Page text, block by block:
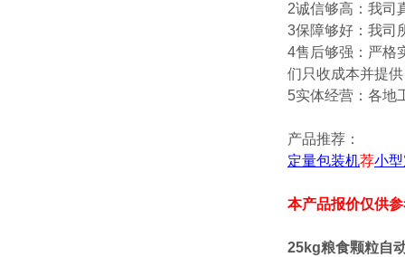
2诚信够高：我司
3保障够好：我司
4售后够强：严格
们只收成本并提
5实体经营：各地
产品推荐：
定量包装机荐小
本产品报价仅供
25kg粮食颗粒自